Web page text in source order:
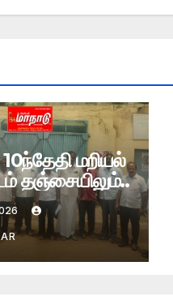
மறியல்
தஞ்சையிலும்..